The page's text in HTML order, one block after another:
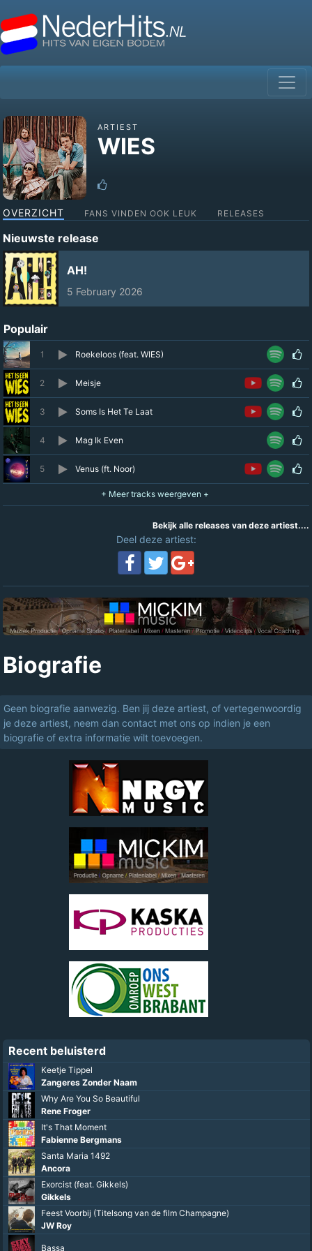
ARTIEST
WIES
OVERZICHT FANS VINDEN OOK LEUK RELEASES
Nieuwste release
AH!
5 February 2026
Populair
1 Roekeloos (feat. WIES)
2 Meisje
3 Soms Is Het Te Laat
4 Mag Ik Even
5 Venus (ft. Noor)
Bekijk alle releases van deze artiest....
Deel deze artiest:
Biografie
Geen biografie aanwezig. Ben jij deze artiest, of vertegenwoordig
je deze artiest, neem dan contact met ons op indien je een
biografie of extra informatie wilt toevoegen.
Recent beluisterd
Keetje Tippel
Zangeres Zonder Naam
Why Are You So Beautiful
Rene Froger
It's That Moment
Fabienne Bergmans
Santa Maria 1492
Ancora
Exorcist (feat. Gikkels)
Gikkels
Feest Voorbij (Titelsong van de film Champagne)
JW Roy
Bassa